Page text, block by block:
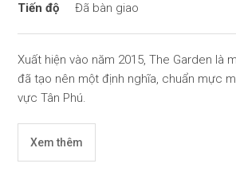
Đã bàn giao
Xuất hiện vào năm 2015, The Garden là
đã tạo nên một định nghĩa, chuẩn mực
vực Tân Phú.
Xem thêm